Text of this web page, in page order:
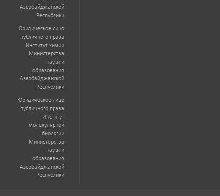
Азербайджанской
Республики
Юридическое лицо
публичного права
Институт химии
Министерства
науки и
образования
Азербайджанской
Республики
Юридическое лицо
публичного права
Институт
молекулярной
биологии
Министерства
науки и
образования
Азербайджанской
Республики